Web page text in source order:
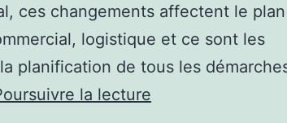
ces changements affectent le plan
logistique et ce sont les
planification de tous les
la lecture